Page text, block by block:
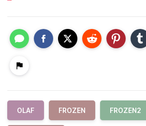
OLAF FROZEN FROZEN2